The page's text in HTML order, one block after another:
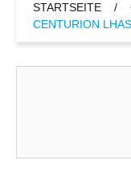
STARTSEITE /
CENTURION